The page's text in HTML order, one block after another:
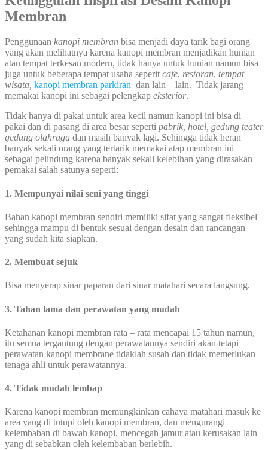
Membran
Penggunaan kanopi membran bisa menjadi daya tarik bagi orang
yang akan melihatnya karena kanopi membran menjadikan hunian
atau tempat terkesan modern, tidak hanya untuk hunian namun bisa
juga untuk beberapa tempat usaha seperit cafe, restoran, tempat
wisata, kanopi membran parkiran dan lain – lain. Tidak jarang
memakai kanopi ini sebagai pelengkap eksterior.
Tidak hanya di pakai untuk area kecil namun kanopi ini bisa di
pakai dan di pasang di area besar seperti pabrik, hotel, gedung teater
gedung olahraga dan masih banyak lagi. Sehingga tidak heran
banyak sekali orang yang tertarik memakai atap membran ini
sebagai pelindung karena banyak sekali kelebihan yang dirasakan
pemakai salah satunya seperti:
1. Mempunyai nilai seni yang tinggi
Bahan kanopi membran sendiri memiliki sifat yang sangat fleksibel
sehingga mampu di bentuk sesuai dengan desain dan rancangan
yang sudah kita siapkan.
2. Membuat sejuk
Bisa menyerap sinar paparan dari sinar matahari secara langsung.
3. Tahan lama dan perawatan yang mudah
Ketahanan kanopi membran rata – rata mencapai 15 tahun namun,
itu semua tergantung dengan perawatannya sendiri akan tetapi
perawatan kanopi membrane tidaklah susah dan tidak memerlukan
tenaga ahli untuk perawatannya.
4. Tidak mudah lembap
Karena kanopi membran memungkinkan cahaya matahari masuk ke
area yang di tutupi oleh kanopi membran, dan mengurangi
kelembaban di bawah kanopi, mencegah jamur atau kerusakan lain
yang di sebabkan oleh kelembaban berlebih.